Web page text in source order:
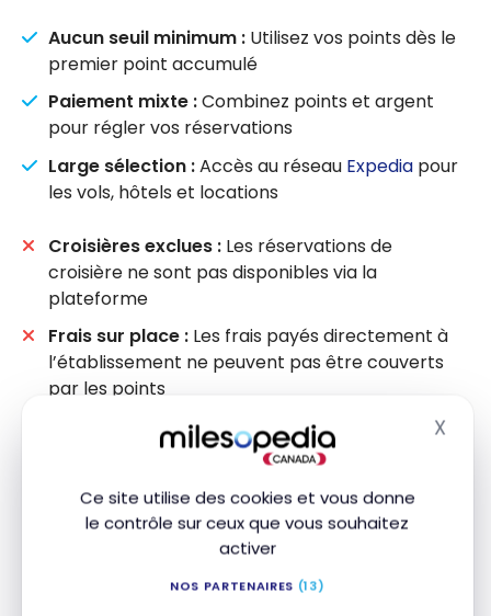
Ce site utilise des cookies et vous donne
le contrôle sur ceux que vous souhaitez
activer
NOS PARTENAIRES (13)
X
Aucun seuil minimum : Utilisez vos points dès le
premier point accumulé
Paiement mixte :Combinez points et argent
pour régler vos réservations
Large sélection :Accès au réseau Expedia pour
les vols, hôtels et locations
Croisières exclues : Les réservations de
croisière ne sont pas disponibles via la
plateforme
Frais sur place : Les frais payés directement à
l’établissement ne peuvent pas être couverts
par les points
NOUVEAUTÉ : RACHAT À 100 % POUR UN BILLET
Avec Récompenses Bleu, vous pouvez
désormais payer 100 % du coût d’un billet
inclus. AIR MILES ne le permettait pas (il